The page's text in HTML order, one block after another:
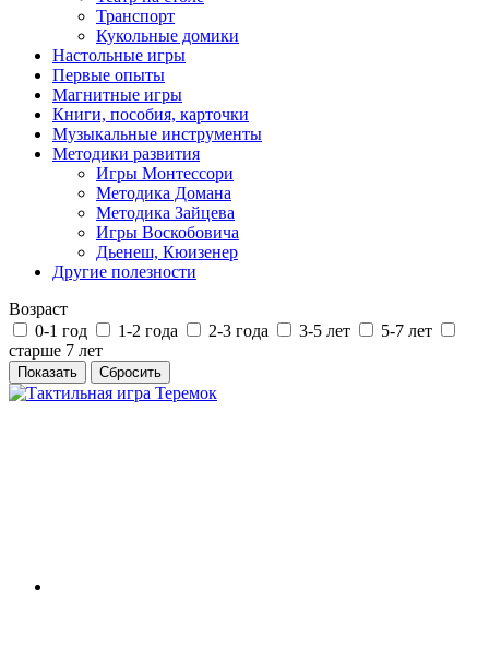
Транспорт
Кукольные домики
Настольные игры
Первые опыты
Магнитные игры
Книги, пособия, карточки
Музыкальные инструменты
Методики развития
Игры Монтессори
Методика Домана
Методика Зайцева
Игры Воскобовича
Дьенеш, Кюизенер
Другие полезности
Возраст
0-1 год
1-2 года 2-3 года 3-5 лет
5-7 лет
старше 7 лет